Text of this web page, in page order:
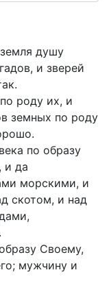
душу
и зверей
роду их, и
земных по роду
по образу
и да
морскими, и
скотом, и над
Своему,
мужчину и